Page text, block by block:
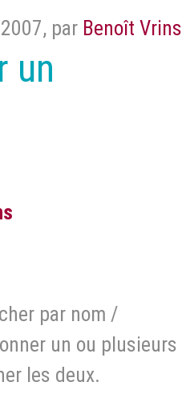
, par Benoît Vrins
un
par nom /
un ou plusieurs
les deux.